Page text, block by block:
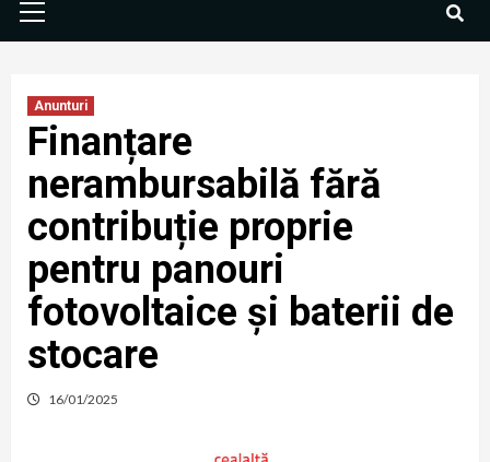
Anunturi
Finanțare
nerambursabilă fără
contribuție proprie
pentru panouri
fotovoltaice și baterii de
stocare
16/01/2025